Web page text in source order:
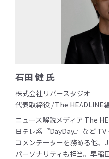
石田 健 氏
株式会社リバースタジオ
代表取締役 / The HEADLINE
ニュース解説メディア The
日テレ系『DayDay.』など
コメンテーターを務める他、
パーソナリティも担当。早稲